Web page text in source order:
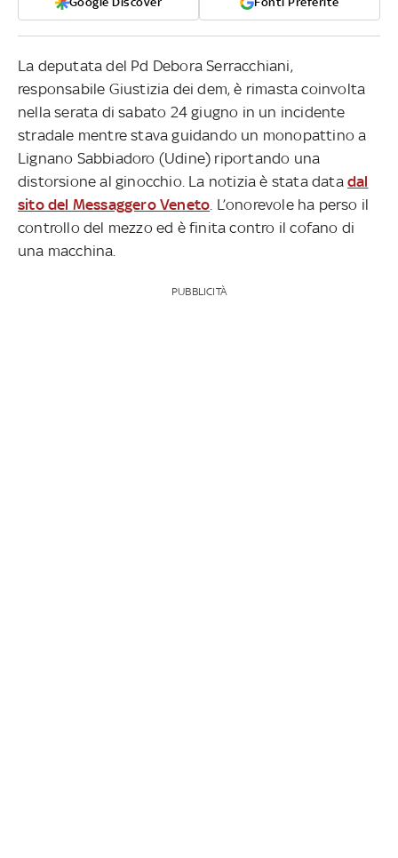
La deputata del Pd Debora Serracchiani,
responsabile Giustizia dei dem, è rimasta coinvolta
nella serata di sabato 24 giugno in un incidente
stradale mentre stava guidando un monopattino a
Lignano Sabbiadoro (Udine) riportando una
distorsione al ginocchio. La notizia è stata datadal
sito del Messaggero Veneto . L’onorevole ha perso il
controllo del mezzo ed è finita contro il cofano di
una macchina.
PUBBLICITÀ